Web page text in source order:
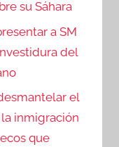
su Sáhara
a SM
del
el
inmigración
que